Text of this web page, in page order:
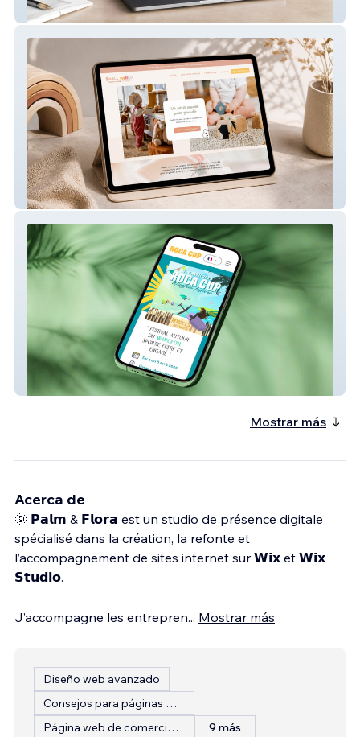
sophrologue
Small World – Site internet de micro-crèche
Roca Cup – Site internet pour compétition
de wing foil
Mostrar más
Acerca de
🌞 𝗣𝗮𝗹𝗺 & 𝗙𝗹𝗼𝗿𝗮 est un studio de présence digitale
spécialisé dans la création, la refonte et
l’accompagnement de sites internet sur 𝗪𝗶𝘅 et 𝗪𝗶𝘅
𝗦𝘁𝘂𝗱𝗶𝗼.
J’accompagne les entrepren... Mostrar más
Diseño web avanzado
Consejos para páginas web
Página web de comercio electrónico
9 más